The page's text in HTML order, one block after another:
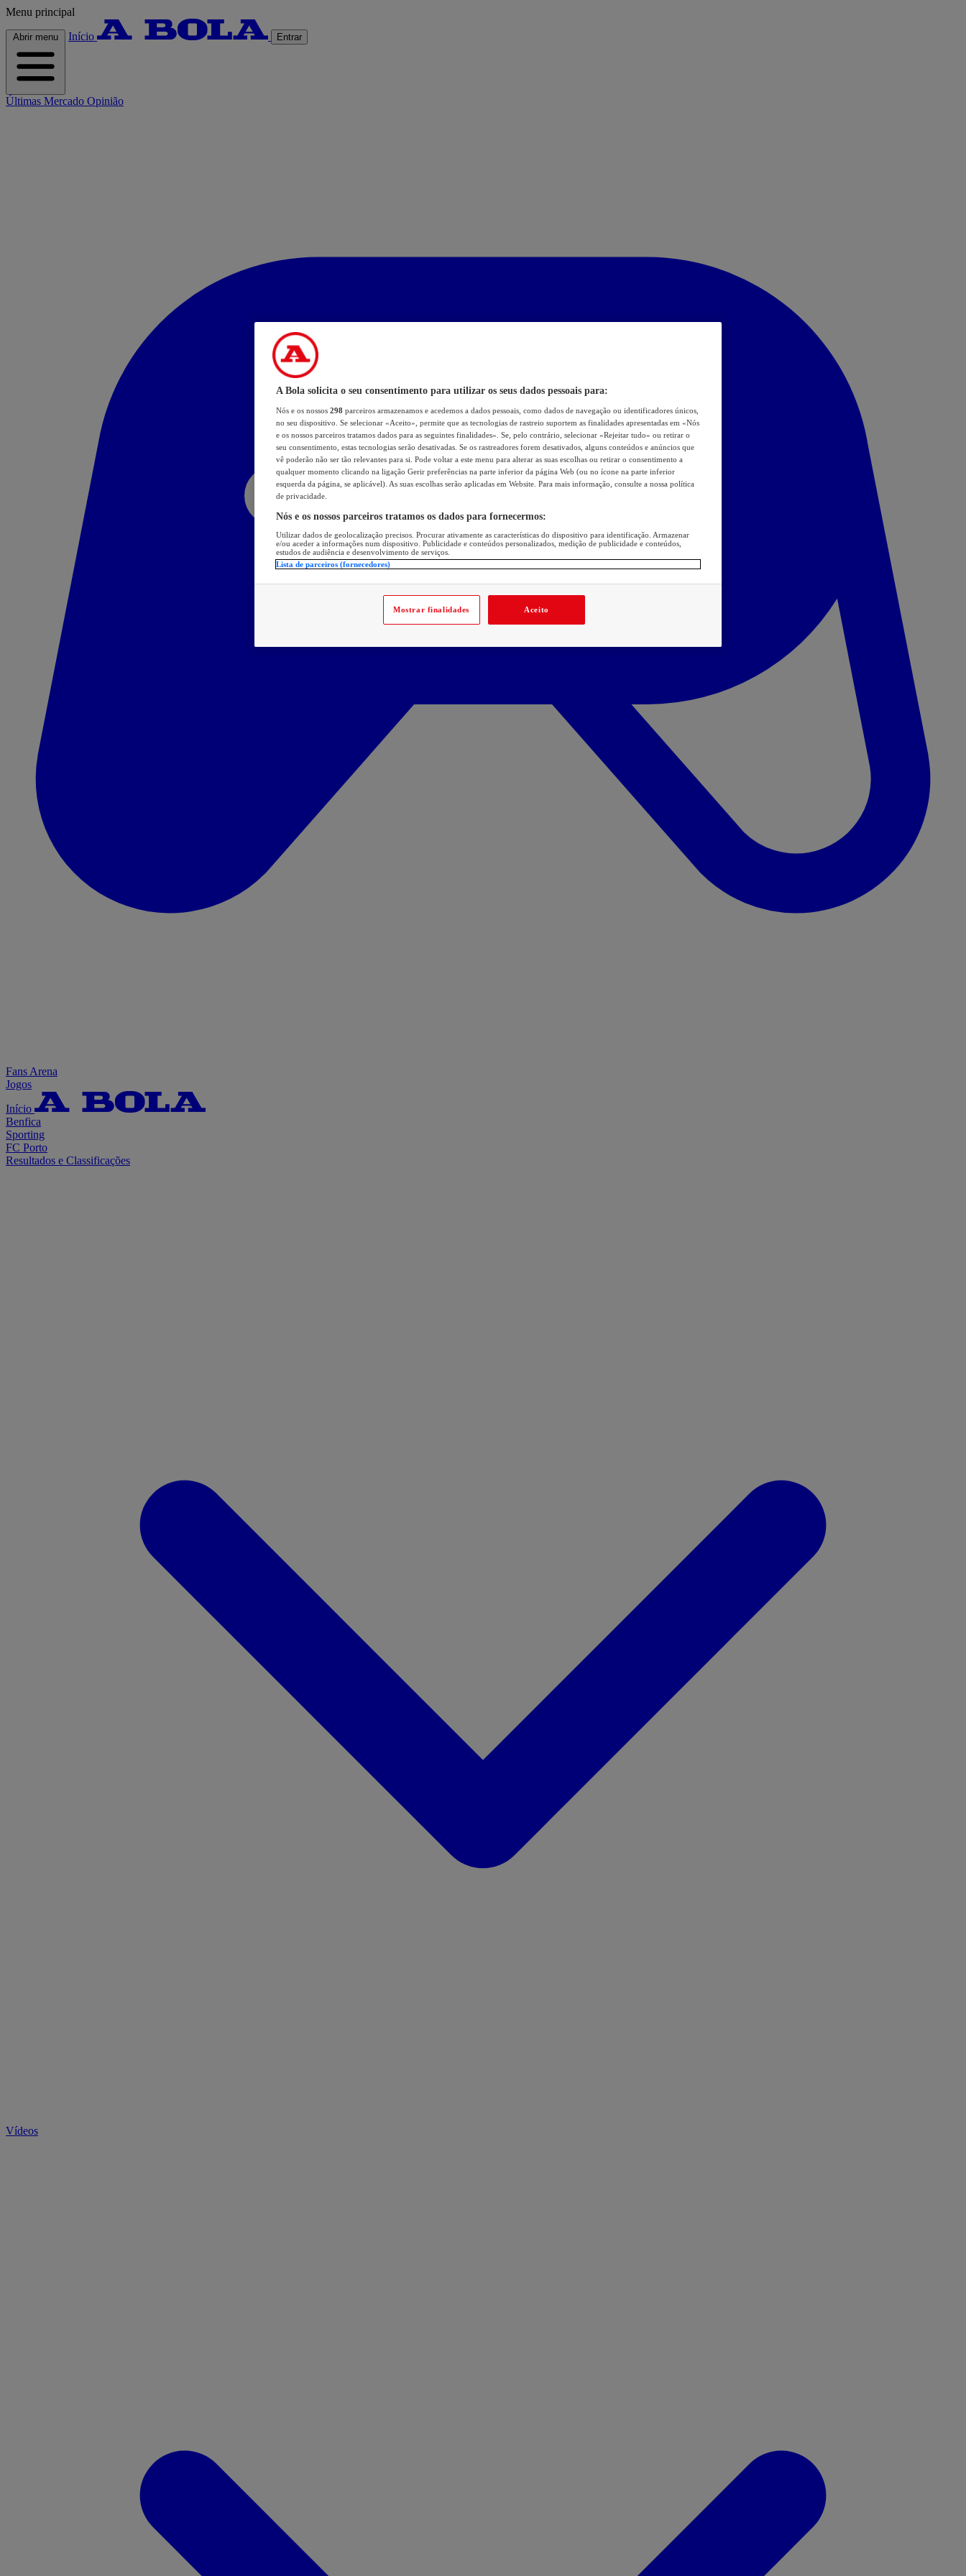
Menu principal
Abrir menu Início Entrar
Últimas Mercado Opinião
Fans Arena
Jogos
Início
Benfica
Sporting
FC Porto
Resultados e Classificações
Vídeos
A Bola solicita o seu consentimento para utilizar os seus dados pessoais para:
Nós e os nossos 298 parceiros armazenamos e acedemos a dados pessoais, como dados de navegação ou identificadores únicos,
no seu dispositivo. Se selecionar «Aceito», permite que as tecnologias de rastreio suportem as finalidades apresentadas em «Nós
e os nossos parceiros tratamos dados para as seguintes finalidades». Se, pelo contrário, selecionar «Rejeitar tudo» ou retirar o
seu consentimento, estas tecnologias serão desativadas. Se os rastreadores forem desativados, alguns conteúdos e anúncios que
vê poderão não ser tão relevantes para si. Pode voltar a este menu para alterar as suas escolhas ou retirar o consentimento a
qualquer momento clicando na ligação Gerir preferências na parte inferior da página Web (ou no ícone na parte inferior
esquerda da página, se aplicável). As suas escolhas serão aplicadas em Website. Para mais informação, consulte a nossa política
de privacidade.
Nós e os nossos parceiros tratamos os dados para fornecermos:
Utilizar dados de geolocalização precisos. Procurar ativamente as características do dispositivo para identificação. Armazenar
e/ou aceder a informações num dispositivo. Publicidade e conteúdos personalizados, medição de publicidade e conteúdos,
estudos de audiência e desenvolvimento de serviços.
Lista de parceiros (fornecedores)
Mostrar finalidades Aceito